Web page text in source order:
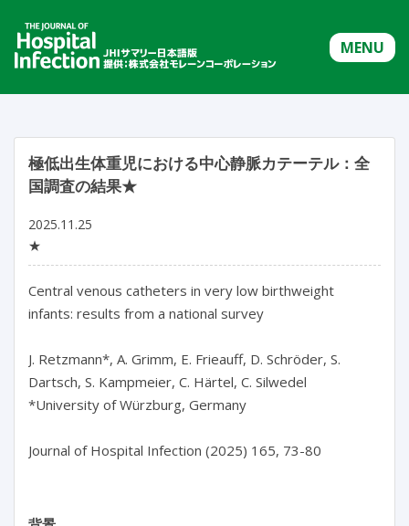
MENU
極低出生体重児における中心静脈カテーテル：全
国調査の結果★
2025.11.25
★
Central venous catheters in very low birthweight
infants: results from a national survey
J. Retzmann*, A. Grimm, E. Frieauff, D. Schröder, S.
Dartsch, S. Kampmeier, C. Härtel, C. Silwedel
*University of Würzburg, Germany